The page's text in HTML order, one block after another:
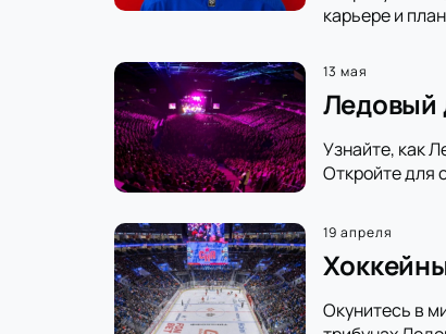
карьере и
13 мая
Ледовый
Узнайте, как
Откройте для
19 апреля
Окунитесь в